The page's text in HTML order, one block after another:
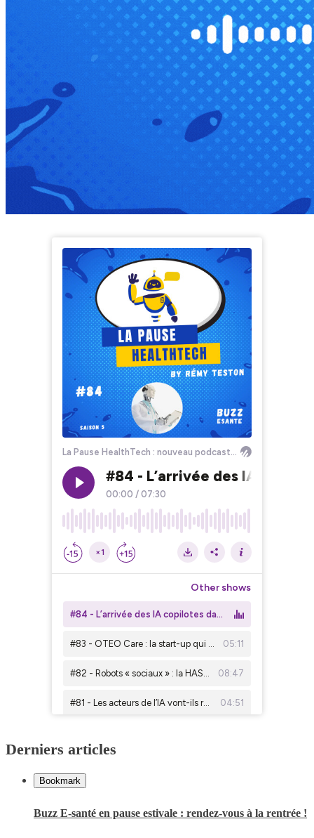
Derniers articles
Bookmark
Buzz E-santé en pause estivale : rendez-vous à la rentrée !